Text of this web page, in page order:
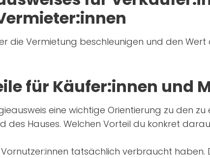
die Vermietung beschleunigen und den Wert
für Käufer:innen und
eine wichtige Orientierung zu den
Hauses. Welchen Vorteil du konkret
tatsächlich verbraucht haben.